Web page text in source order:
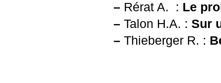
– Rérat A. : Le
– Talon H.A. : Sur
– Thieberger R. :